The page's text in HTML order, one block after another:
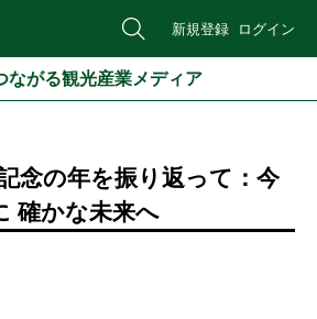
新規登録 ログイン
ながる観光産業メディア
念の年を振り返って：今
確かな未来へ